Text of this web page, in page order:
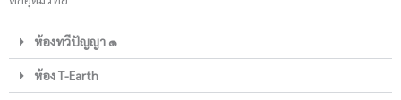
ห้องทวีปัญญา ๑
ห้อง T-Earth